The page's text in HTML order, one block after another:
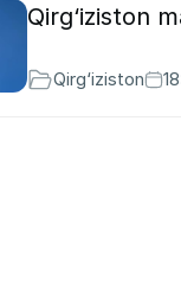
Qirg‘iziston
Qirg‘iziston